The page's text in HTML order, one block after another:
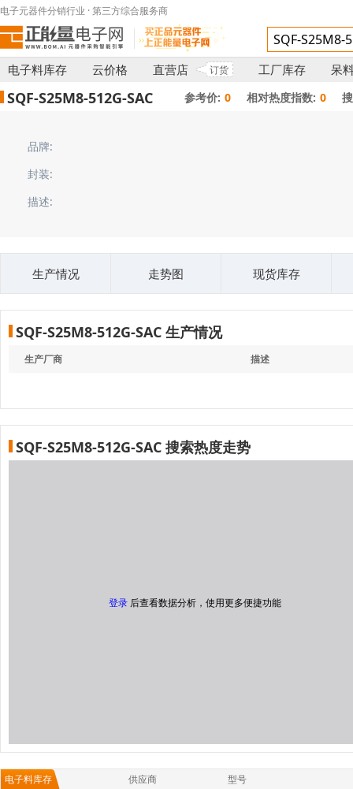
电子元器件分销行业 · 第三方综合服务商
电子料库存 云价格 直营店 订货 工厂库存 呆
SQF-S25M8-512G-SAC 参考价: 0 相对热度指数: 0
品牌:
封装:
描述:
生产情况 走势图 现货库存
SQF-S25M8-512G-SAC 生产情况
生产厂商 描述
SQF-S25M8-512G-SAC 搜索热度走势
登录 后查看数据分析，使用更多便捷功能
电子料库存 供应商
型号